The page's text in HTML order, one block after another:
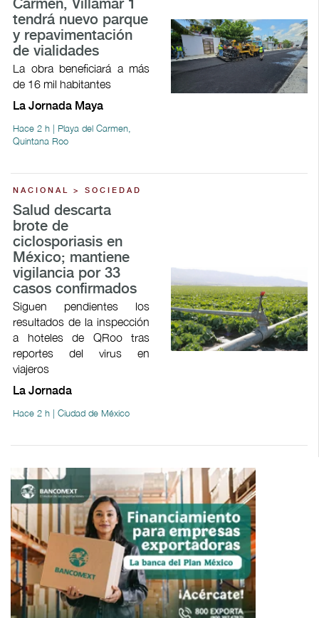
Carmen, Villamar 1
tendrá nuevo parque
y repavimentación
de vialidades
La obra beneficiará a más
de 16 mil habitantes
La Jornada Maya
Hace 2 h | Playa del Carmen,
Quintana Roo
NACIONAL > SOCIEDAD
Salud descarta
brote de
ciclosporiasis en
México; mantiene
vigilancia por 33
casos confirmados
Siguen pendientes los
resultados de la inspección
a hoteles de QRoo tras
reportes del virus en
viajeros
La Jornada
Hace 2 h | Ciudad de México